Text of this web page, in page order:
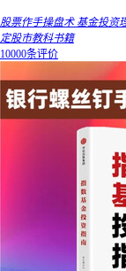
股票作手操盘术 基金投资
定股市教科书籍
10000条评价